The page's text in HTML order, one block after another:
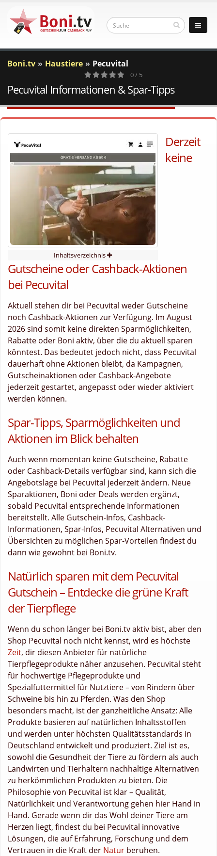
Boni.tv Haustiere Pecuvital
0
Votes
0 / 5
Pecuvital Informationen & Spar-Tipps
Inhaltsverzeichnis
Derzeit
keine
Gutscheine oder Cashback-Aktionen
bei Pecuvital
Aktuell stehen dir bei Pecuvital weder Gutscheine
noch Cashback-Aktionen zur Verfügung. Im August
2026 sind somit keine direkten Sparmöglichkeiten,
Rabatte oder Boni aktiv, über die du aktuell sparen
könntest. Das bedeutet jedoch nicht, dass Pecuvital
dauerhaft ohne Aktionen bleibt, da Kampagnen,
Gutscheinaktionen oder Cashback-Angebote
jederzeit gestartet, angepasst oder wieder aktiviert
werden können.
Spar-Tipps, Sparmöglichkeiten und
Aktionen im Blick behalten
Auch wenn momentan keine Gutscheine, Rabatte
oder Cashback-Details verfügbar sind, kann sich die
Angebotslage bei Pecuvital jederzeit ändern. Neue
Sparaktionen, Boni oder Deals werden ergänzt,
sobald Pecuvital entsprechende Informationen
bereitstellt. Alle Gutschein-Infos, Cashback-
Informationen, Spar-Infos, Pecuvital Alternativen und
Übersichten zu möglichen Spar-Vorteilen findest du
dann wie gewohnt bei Boni.tv.
Natürlich sparen mit dem Pecuvital
Gutschein – Entdecke die grüne Kraft
der Tierpflege
Wenn du schon länger bei Boni.tv aktiv bist, aber den
Shop Pecuvital noch nicht kennst, wird es höchste
Zeit, dir diesen Anbieter für natürliche
Tierpflegeprodukte näher anzusehen. Pecuvital steht
für hochwertige Pflegeprodukte und
Spezialfuttermittel für Nutztiere – von Rindern über
Schweine bis hin zu Pferden. Was den Shop
besonders macht, ist der ganzheitliche Ansatz: Alle
Produkte basieren auf natürlichen Inhaltsstoffen
und werden unter höchsten Qualitätsstandards in
Deutschland entwickelt und produziert. Ziel ist es,
sowohl die Gesundheit der Tiere zu fördern als auch
Landwirten und Tierhaltern nachhaltige Alternativen
zu herkömmlichen Produkten zu bieten. Die
Philosophie von Pecuvital ist klar – Qualität,
Natürlichkeit und Verantwortung gehen hier Hand in
Hand. Gerade wenn dir das Wohl deiner Tiere am
Herzen liegt, findest du bei Pecuvital innovative
Lösungen, die auf Erfahrung, Forschung und dem
Vertrauen in die Kraft der Natur beruhen.